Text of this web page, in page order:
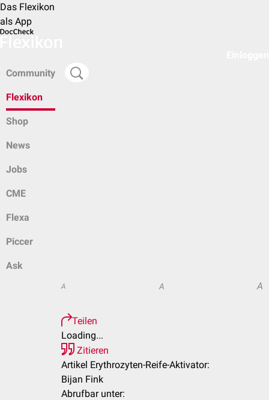
Das Flexikon
als App
Community
Flexikon
Shop
News
Jobs
CME
Flexa
Piccer
Ask
A A A
Teilen
Loading...
Zitieren
Artikel Erythrozyten-Reife-Aktivator:
Bijan Fink
Abrufbar unter: